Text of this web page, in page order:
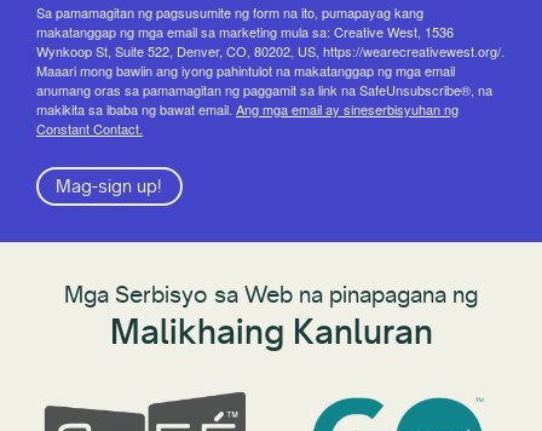
Sa pamamagitan ng pagsusumite ng form na ito, pumapayag kang
makatanggap ng mga email sa marketing mula sa: Creative West, 1536
Wynkoop St, Suite 522, Denver, CO, 80202, US, https://wearecreativewest.org/.
Maaari mong bawiin ang iyong pahintulot na makatanggap ng mga email
anumang oras sa pamamagitan ng paggamit sa link na SafeUnsubscribe®, na
makikita sa ibaba ng bawat email. Ang mga email ay sineserbisyuhan ng
Constant Contact.
Mag-sign up!
Mga Serbisyo sa Web na pinapagana ng
Malikhaing Kanluran